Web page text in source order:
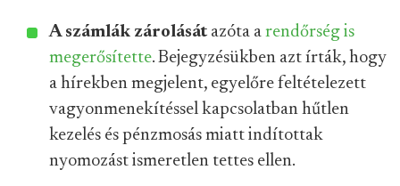
A számlák zárolását azóta a rendőrség is
megerősítette. Bejegyzésükben azt írták, hogy
a hírekben megjelent, egyelőre feltételezett
vagyonmenekítéssel kapcsolatban hűtlen
kezelés és pénzmosás miatt indítottak
nyomozást ismeretlen tettes ellen.